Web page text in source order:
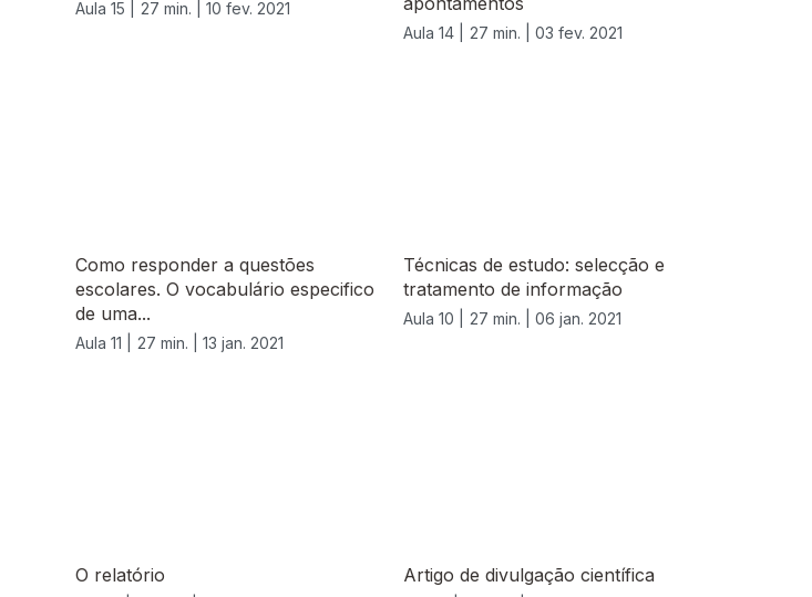
Aula 15 | 27 min. | 10 fev. 2021
Aula 14 | 27 min. | 03 fev. 2021
Como responder a questões
escolares. O vocabulário especifico
de uma...
Aula 11 | 27 min. | 13 jan. 2021
Técnicas de estudo: selecção e
tratamento de informação
Aula 10 | 27 min. | 06 jan. 2021
O relatório Artigo de divulgação científica